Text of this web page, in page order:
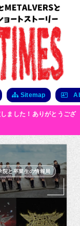
Sitemap
ました！ありがとうござ
院と卒業生の情報局